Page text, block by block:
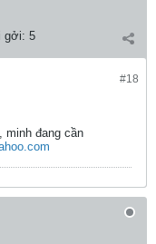
gởi: 5
#18
minh đang cần